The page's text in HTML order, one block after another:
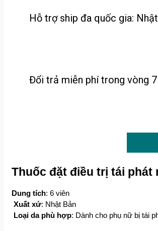
Hỗ trợ ship đa quốc gia:
Đổi trả miễn phí trong vòng
Thuốc đặt điều trị tái phát
Dung tích: 6 viên
Xuất xứ: Nhật Bản
Loại da phù hợp: Dành cho phụ nữ bị tái